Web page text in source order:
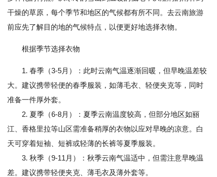
干燥的草原，每个季节和地区的气候都有所不同。去云南旅游
前应先了解目的地的气候特点，以便更好地选择衣物。
根据季节选择衣物
1. 春季（3-5月）：此时云南气温逐渐回暖，但早晚温差较
大。建议携带轻便的春季服装，如薄毛衣、轻便夹克等，同时
准备一件厚外套。
2. 夏季（6-8月）：夏季云南温度较高，但部分地区如丽
江、香格里拉等山区需准备稍厚的衣物以应对早晚的凉意。白
天可穿着短袖、短裤或轻薄的长裤等夏季服装。
3. 秋季（9-11月）：秋季云南气温适中，但需注意早晚温
差。建议携带轻便夹克、薄毛衣及薄外套等。